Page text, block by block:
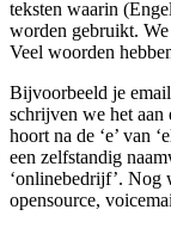
teksten waarin
worden gebruikt.
Veel woorden
Bijvoorbeeld je
schrijven we het
hoort na de ‘e’ van
een zelfstandig
‘onlinebedrijf’. Nog
opensource,